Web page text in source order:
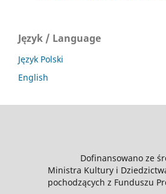
Język / Language
Język Polski
English
Dofinansowano ze
Ministra Kultury i
pochodzących z Funduszu